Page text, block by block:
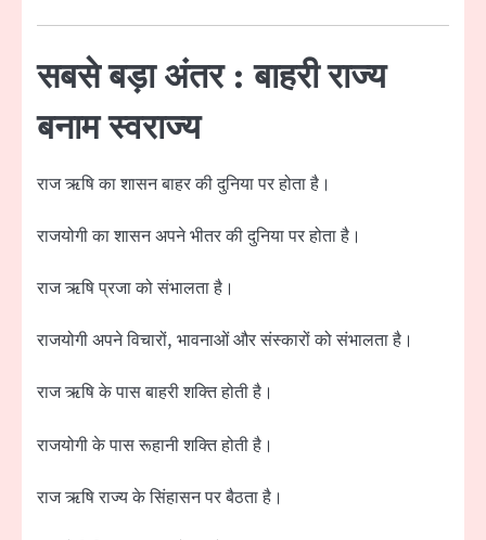
सबसे बड़ा अंतर : बाहरी राज्य
बनाम स्वराज्य
राज ऋषि का शासन बाहर की दुनिया पर होता है।
राजयोगी का शासन अपने भीतर की दुनिया पर होता है।
राज ऋषि प्रजा को संभालता है।
राजयोगी अपने विचारों, भावनाओं और संस्कारों को संभालता है।
राज ऋषि के पास बाहरी शक्ति होती है।
राजयोगी के पास रूहानी शक्ति होती है।
राज ऋषि राज्य के सिंहासन पर बैठता है।